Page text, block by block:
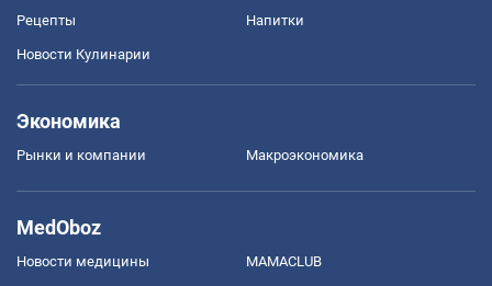
Рецепты Напитки
Новости Кулинарии
Экономика
Рынки и компании Mакроэкономика
MedOboz
Новости медицины MAMACLUB